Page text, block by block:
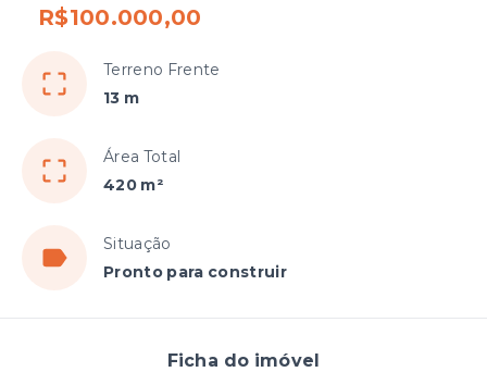
R$100.000,00
Terreno Frente
13 m
Área Total
420 m²
Situação
Pronto para construir
Ficha do imóvel